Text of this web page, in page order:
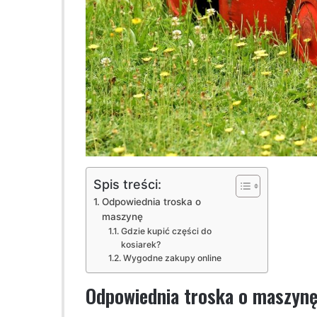
Spis treści:
Odpowiednia troska o
maszynę
Gdzie kupić części do
kosiarek?
Wygodne zakupy online
Odpowiednia troska o maszynę